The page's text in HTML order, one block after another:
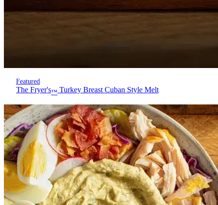
Featured
The Fryer's™ Turkey Breast Cuban Style Melt